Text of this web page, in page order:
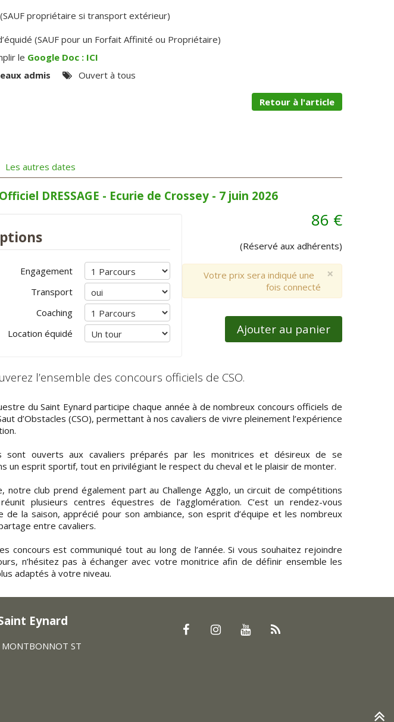
propriétaire si transport extérieur)
(SAUF pour un Forfait Affinité ou Propriétaire)
le Google Doc : ICI
admis
Ouvert à tous
Retour à l'article
Les autres dates
DRESSAGE - Ecurie de Crossey - 7 juin 2026
Engagement
Transport
Coaching
Location équidé
86 €
(Réservé aux adhérents)
×
Votre prix sera indiqué une
fois connecté
Ajouter au panier
l’ensemble des concours officiels de CSO.
du Saint Eynard participe chaque année à de nombreux concours officiels de
d’Obstacles (CSO), permettant à nos cavaliers de vivre pleinement l’expérience
sont ouverts aux cavaliers préparés par les monitrices et désireux de se
un esprit sportif, tout en privilégiant le respect du cheval et le plaisir de monter.
notre club prend également part au Challenge Agglo, un circuit de compétitions
plusieurs centres équestres de l’agglomération. C’est un rendez-vous
de la saison, apprécié pour son ambiance, son esprit d’équipe et les nombreux
entre cavaliers.
concours est communiqué tout au long de l’année. Si vous souhaitez rejoindre
n’hésitez pas à échanger avec votre monitrice afin de définir ensemble les
adaptés à votre niveau.
Eynard
ST